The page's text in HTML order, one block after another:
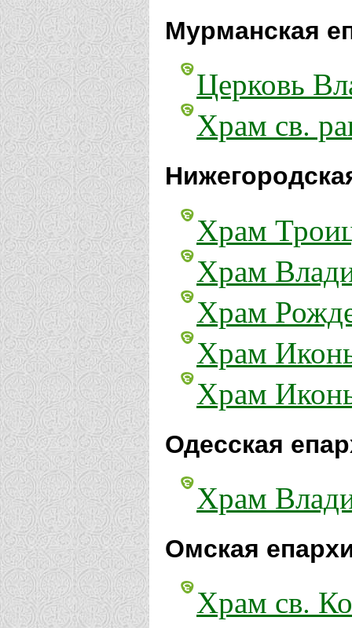
Мурманская
Церковь
Храм св.
Храм
Храм
Храм
Храм
Храм
Одесская
Храм
Омская
Храм св.